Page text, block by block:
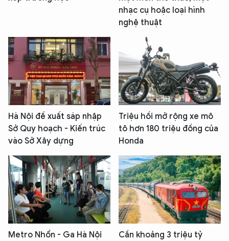
nhạc cụ hoặc loại hình
nghệ thuật
Hà Nội đề xuất sáp nhập
Sở Quy hoạch - Kiến trúc
vào Sở Xây dựng
Triệu hồi mở rộng xe mô
tô hơn 180 triệu đồng của
Honda
Metro Nhổn - Ga Hà Nội
Cần khoảng 3 triệu tỷ